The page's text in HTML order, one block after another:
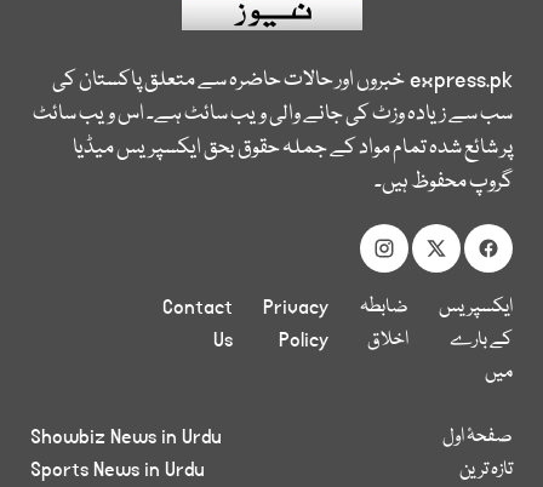
express.pkخبروں اور حالات حاضرہ سے متعلق پاکستان کی
سب سے زیادہ وزٹ کی جانے والی ویب سائٹ ہے۔ اس ویب سائٹ
پر شائع شدہ تمام مواد کے جملہ حقوق بحق ایکسپریس میڈیا
گروپ محفوظ ہیں۔
ایکسپریس
کے بارے
میں
ضابطہ
اخلاق
Privacy
Policy
Contact
Us
صفحۂ اول
تازہ ترین
Showbiz News in Urdu
Sports News in Urdu